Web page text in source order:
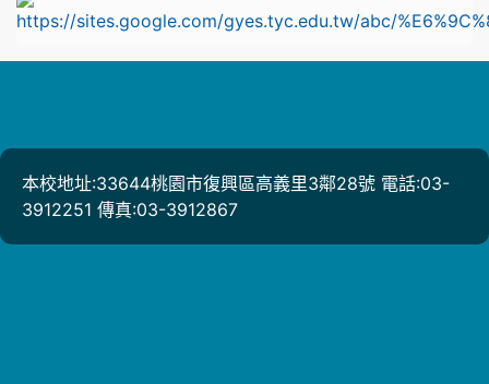
本校地址:33644桃園市復興區高義里3鄰28號 電話:03-
3912251 傳真:03-3912867